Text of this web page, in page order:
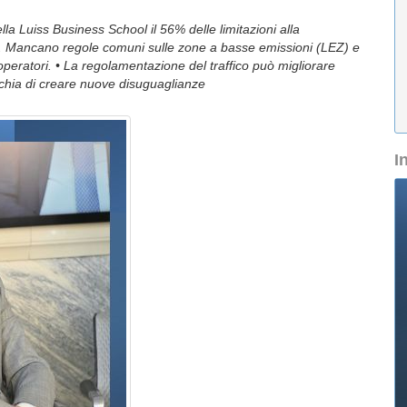
Luiss Business School il 56% delle limitazioni alla
regole comuni sulle zone a basse emissioni (LEZ) e
• La regolamentazione del traffico può migliorare
di creare nuove disuguaglianze